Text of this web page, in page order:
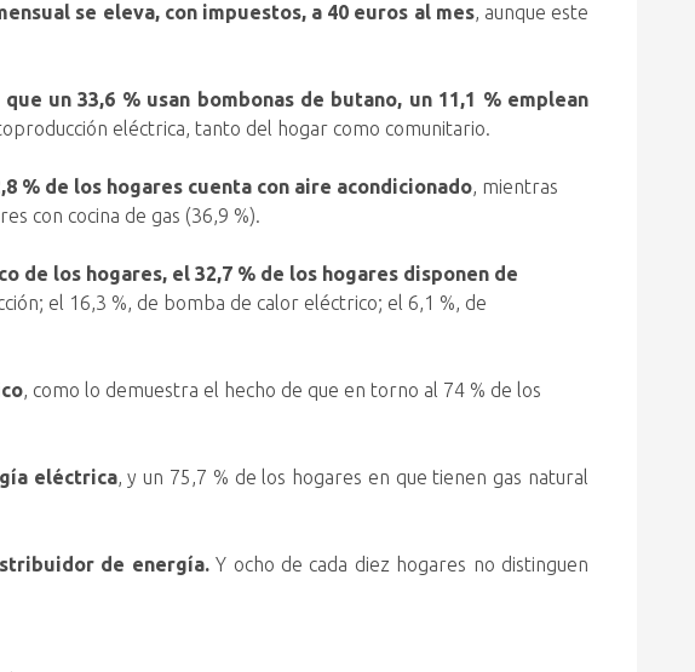
se eleva, con impuestos, a 40 euros al mes, aunque este
un 33,6 % usan bombonas de butano, un 11,1 % emplean
eléctrica, tanto del hogar como comunitario.
% de los hogares cuenta con aire acondicionado, mientras
con cocina de gas (36,9 %).
de los hogares, el 32,7 % de los hogares disponen de
el 16,3 %, de bomba de calor eléctrico; el 6,1 %, de
, como lo demuestra el hecho de que en torno al 74 % de los
eléctrica, y un 75,7 % de los hogares en que tienen gas natural
de energía.Y ocho de cada diez hogares no distinguen